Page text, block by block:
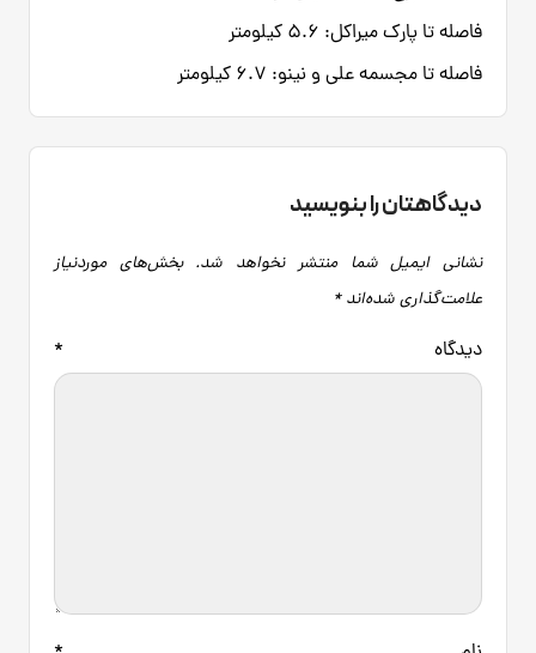
فاصله تا پارک میراکل: ۵.۶ کیلومتر
فاصله تا مجسمه علی و نینو: ۶.۷ کیلومتر
دیدگاهتان را بنویسید
نشانی ایمیل شما منتشر نخواهد شد. بخش‌های موردنیاز
علامت‌گذاری شده‌اند*
دیدگاه *